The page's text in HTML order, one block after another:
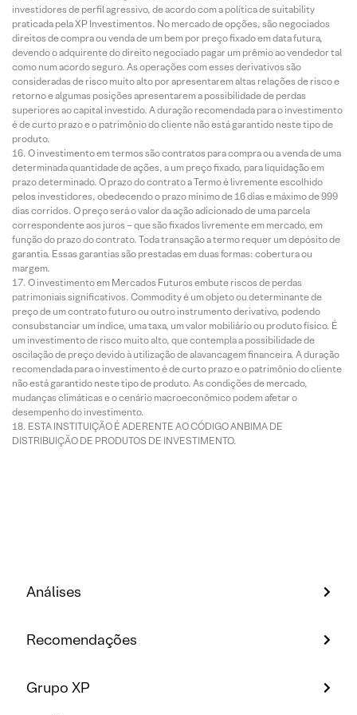
investidores de perfil agressivo, de acordo com a política de suitability
praticada pela XP Investimentos. No mercado de opções, são negociados
direitos de compra ou venda de um bem por preço fixado em data futura,
devendo o adquirente do direito negociado pagar um prêmio ao vendedor tal
como num acordo seguro. As operações com esses derivativos são
consideradas de risco muito alto por apresentarem altas relações de risco e
retorno e algumas posições apresentarem a possibilidade de perdas
superiores ao capital investido. A duração recomendada para o investimento
é de curto prazo e o patrimônio do cliente não está garantido neste tipo de
produto.
O investimento em termos são contratos para compra ou a venda de uma
determinada quantidade de ações, a um preço fixado, para liquidação em
prazo determinado. O prazo do contrato a Termo é livremente escolhido
pelos investidores, obedecendo o prazo mínimo de 16 dias e máximo de 999
dias corridos. O preço será o valor da ação adicionado de uma parcela
correspondente aos juros – que são fixados livremente em mercado, em
função do prazo do contrato. Toda transação a termo requer um depósito de
garantia. Essas garantias são prestadas em duas formas: cobertura ou
margem.
O investimento em Mercados Futuros embute riscos de perdas
patrimoniais significativos. Commodity é um objeto ou determinante de
preço de um contrato futuro ou outro instrumento derivativo, podendo
consubstanciar um índice, uma taxa, um valor mobiliário ou produto físico. É
um investimento de risco muito alto, que contempla a possibilidade de
oscilação de preço devido à utilização de alavancagem financeira. A duração
recomendada para o investimento é de curto prazo e o patrimônio do cliente
não está garantido neste tipo de produto. As condições de mercado,
mudanças climáticas e o cenário macroeconômico podem afetar o
desempenho do investimento.
ESTA INSTITUIÇÃO É ADERENTE AO CÓDIGO ANBIMA DE
DISTRIBUIÇÃO DE PRODUTOS DE INVESTIMENTO.
Análises
Recomendações
Grupo XP